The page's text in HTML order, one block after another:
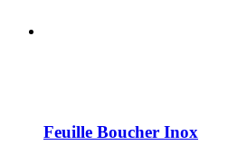
Feuille Boucher Inox